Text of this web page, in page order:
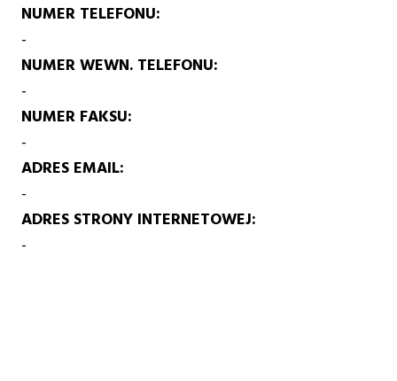
NUMER TELEFONU
-
NUMER WEWN. TELEFONU
-
NUMER FAKSU
-
ADRES EMAIL
-
ADRES STRONY INTERNETOWEJ
-